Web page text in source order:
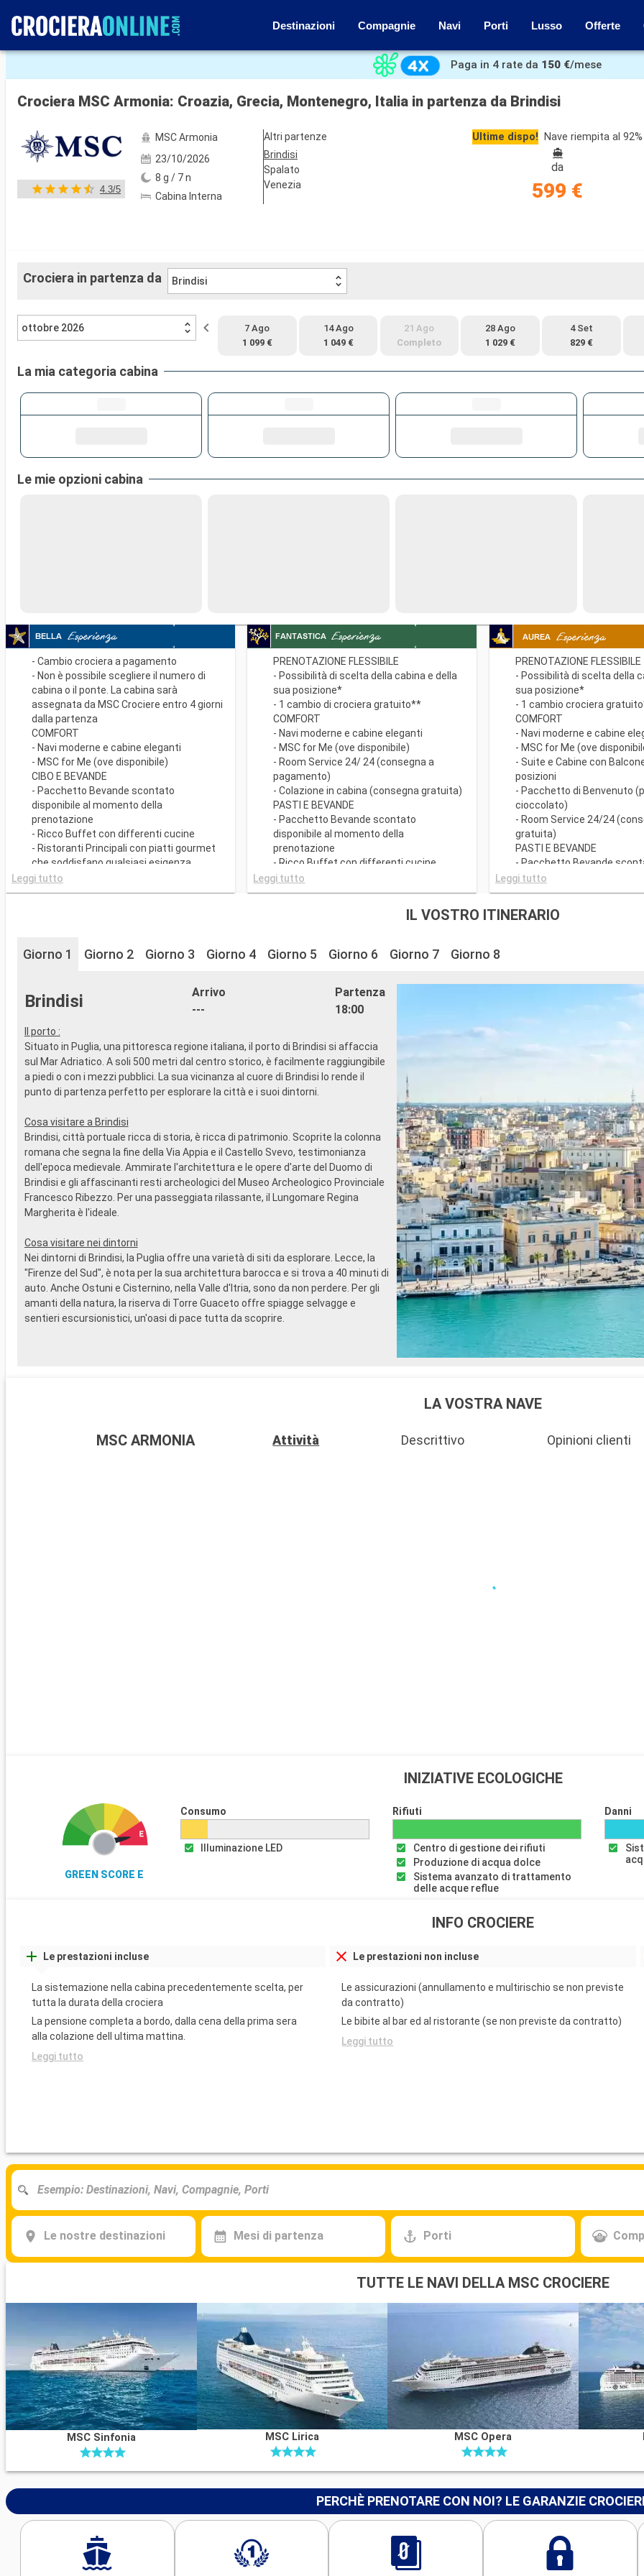
Destinazioni Compagnie Navi Porti Lusso Offerte
Mostra le altre 90 foto
Paga in 4 rate da 150 €/mese
Crociera MSC Armonia: Croazia, Grecia, Montenegro, Italia in partenza da Brindisi
4.3/5
MSC Armonia
23/10/2026
8 g / 7 n
Cabina Interna
Altri partenze
Brindisi
Spalato
Venezia
Ultime dispo! Nave riempita al 92%
da
599 €
Crociera in partenza da Brindisi
ottobre 2026
7 Ago
1 099 €
14 Ago
1 049 €
21 Ago
Completo
28 Ago
1 029 €
4 Set
829 €
La mia categoria cabina
Le mie opzioni cabina
- Cambio crociera a pagamento
- Non è possibile scegliere il numero di
cabina o il ponte. La cabina sarà
assegnata da MSC Crociere entro 4 giorni
dalla partenza
COMFORT
- Navi moderne e cabine eleganti
- MSC for Me (ove disponibile)
CIBO E BEVANDE
- Pacchetto Bevande scontato
disponibile al momento della
prenotazione
- Ricco Buffet con differenti cucine
- Ristoranti Principali con piatti gourmet
che soddisfano qualsiasi esigenza
dietetica
SPORT E INTRATTENIMENTO
- Strutture sportive all'aperto
- Attività di intrattenimento per adulti e
bambini
SERVIZI
- Personale qualificato e multilingua
ALTRI PRIVILEGI
- Punti MSC Voyagers Club
Leggi tutto
PRENOTAZIONE FLESSIBILE
- Possibilità di scelta della cabina e della
sua posizione*
- 1 cambio di crociera gratuito**
COMFORT
- Navi moderne e cabine eleganti
- MSC for Me (ove disponibile)
- Room Service 24/ 24 (consegna a
pagamento)
- Colazione in cabina (consegna gratuita)
PASTI E BEVANDE
- Pacchetto Bevande scontato
disponibile al momento della
prenotazione
- Ricco Buffet con differenti cucine
- Ristoranti Principali con piatti gourmet
che soddisfano qualsiasi esigenza
- Possibilità di richiedere il turno preferito
- 20% di sconto su un Pacchetto
- Ricco programma di spettacoli teatrali
in stile Broadway
- Strutture sportive all'aperto
- Palestra perfettamente attrezzata con
vista panoramica
- Attività di intrattenimento per adulti e
bambini
- Attività ricreative per bambini
- Personale qualificato e multilingue
ALTRI PRIVILEGI
- Punti MSC Voyagers Club
Leggi tutto
PRENOTAZIONE FLESSIBILE
- Possibilità di scelta della
sua posizione*
- 1 cambio crociera
COMFORT
- Navi moderne e cabine
- MSC for Me (ove
- Suite e Cabine con
posizioni
- Pacchetto di Benvenuto
cioccolato)
- Room Service 24/24
gratuita)
PASTI E BEVANDE
- Pacchetto Bevande
disponibile al momento della
prenotazione
- Ristoranti Principali con
- 20% di sconto su un
Ristoranti Tematici
SPORT E INTRATTENIMENTO
- Palestra perfettamente
vista panoramica
- Attività di intrattenimento
bambini
- ** Attività ricreative per
RELAX E BENESSERE
- Accesso libero al Top
Solarium
- Dotazioni per il relax in
(compresi accappatoio e
- Menù cuscini
- Accesso all'Area Termale
adulti)
- 40% di sconto su un
selezionato acquistato
partenza della crociera
- 10% di sconto su tutti i
SERVIZI
ALTRI PRIVILEGI
Leggi tutto
IL VOSTRO ITINERARIO
Giorno 1 Giorno 2 Giorno 3 Giorno 4 Giorno 5 Giorno 6 Giorno 7 Giorno 8
Brindisi
Arrivo
---
Partenza
18:00
Il porto :
Situato in Puglia, una pittoresca regione italiana, il porto di Brindisi si affaccia
sul Mar Adriatico. A soli 500 metri dal centro storico, è facilmente raggiungibile
a piedi o con i mezzi pubblici. La sua vicinanza al cuore di Brindisi lo rende il
punto di partenza perfetto per esplorare la città e i suoi dintorni.
Cosa visitare a Brindisi
Brindisi, città portuale ricca di storia, è ricca di patrimonio. Scoprite la colonna
romana che segna la fine della Via Appia e il Castello Svevo, testimonianza
dell'epoca medievale. Ammirate l'architettura e le opere d'arte del Duomo di
Brindisi e gli affascinanti resti archeologici del Museo Archeologico Provinciale
Francesco Ribezzo. Per una passeggiata rilassante, il Lungomare Regina
Margherita è l'ideale.
Cosa visitare nei dintorni
Nei dintorni di Brindisi, la Puglia offre una varietà di siti da esplorare. Lecce, la
"Firenze del Sud", è nota per la sua architettura barocca e si trova a 40 minuti di
auto. Anche Ostuni e Cisternino, nella Valle d'Itria, sono da non perdere. Per gli
amanti della natura, la riserva di Torre Guaceto offre spiagge selvagge e
sentieri escursionistici, un'oasi di pace tutta da scoprire.
LA VOSTRA NAVE
MSC ARMONIA Attività Descrittivo Opinioni clienti
INIZIATIVE ECOLOGICHE
GREEN SCORE E
Consumo
Illuminazione LED
Rifiuti
Centro di gestione dei rifiuti
Produzione di acqua dolce
Sistema avanzato di trattamento
delle acque reflue
Danni
INFO CROCIERE
Le prestazioni incluse
La sistemazione nella cabina precedentemente scelta, per
tutta la durata della crociera
La pensione completa a bordo, dalla cena della prima sera
alla colazione dell ultima mattina.
Leggi tutto
Le prestazioni non incluse
Le assicurazioni (annullamento e multirischio se non previste
da contratto)
Le bibite al bar ed al ristorante (se non previste da contratto)
Leggi tutto
Le nostre destinazioni Mesi di partenza Porti
TUTTE LE NAVI DELLA MSC CROCIERE
MSC Sinfonia MSC Lirica MSC Opera
PERCHÈ PRENOTARE CON NOI? LE GARANZIE